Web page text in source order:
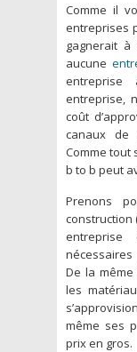
Comme il
entreprises
gagnerait à
aucune
entreprise
entreprise,
coût
canaux de
Comme tout
b to b peut
Prenons
construction
De la
les
même ses
prix en gros.